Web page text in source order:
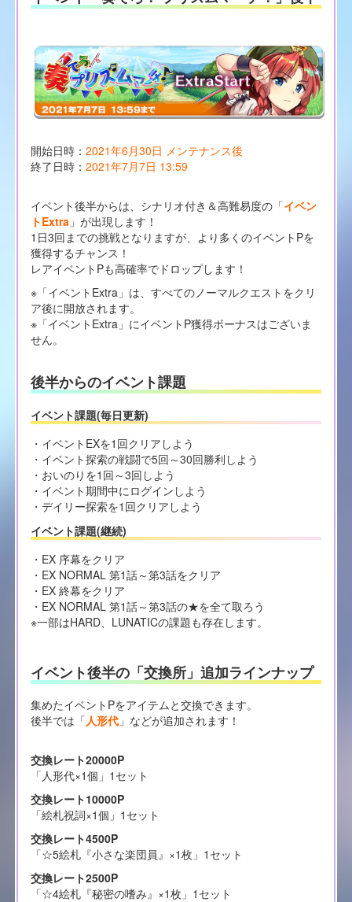
開始日時： 2021年6月30日 メンテナンス後
終了日時： 2021年7月7日 13:59
イベント後半からは、シナリオ付き＆高難易度の「イベン
トExtra 」が出現します！
1日3回までの挑戦となりますが、より多くのイベントPを
獲得するチャンス！
レアイベントPも高確率でドロップします！
※「イベントExtra」は、すべてのノーマルクエストをクリ
ア後に開放されます。
※「イベントExtra」にイベントP獲得ボーナスはございま
せん。
後半からのイベント課題
イベント課題(毎日更新)
・イベントEXを1回クリアしよう
・イベント探索の戦闘で5回～30回勝利しよう
・おいのりを1回～3回しよう
・イベント期間中にログインしよう
・デイリー探索を1回クリアしよう
イベント課題(継続)
・EX 序幕をクリア
・EX NORMAL 第1話～第3話をクリア
・EX 終幕をクリア
・EX NORMAL 第1話～第3話の★を全て取ろう
※一部はHARD、LUNATICの課題も存在します。
イベント後半の「交換所」追加ラインナップ
集めたイベントPをアイテムと交換できます。
後半では「 人形代」などが追加されます！
交換レート20000P
「人形代×1個」1セット
交換レート10000P
「絵札祝詞×1個」1セット
交換レート4500P
「☆5絵札『小さな楽団員』×1枚」1セット
交換レート2500P
「☆4絵札『秘密の嗜み』×1枚」1セット